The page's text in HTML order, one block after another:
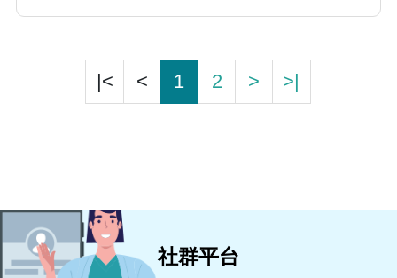
品質、 加強與加護病房之合作、全方位提升醫
療品質。潘健成醫師亦是本院器官移植中心、
|< < 1 2 > >|
社群平台